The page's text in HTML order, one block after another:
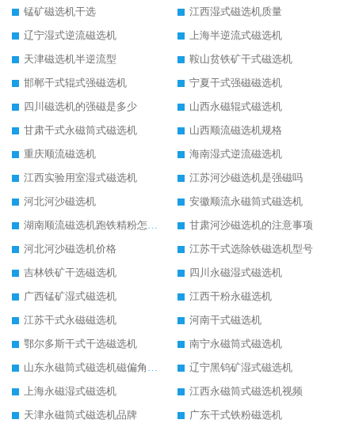
锰矿磁选机干选
江西湿式磁选机质量
辽宁湿式逆流磁选机
上海半逆流式磁选机
天津磁选机半逆流型
鞍山贫铁矿干式磁选机
邯郸干式辊式强磁选机
宁夏干式强磁磁选机
四川磁选机的强磁是多少
山西永磁辊式磁选机
甘肃干式永磁筒式磁选机
山西顺流磁选机规格
重庆顺流磁选机
海南湿式逆流磁选机
江西实验用室湿式磁选机
江苏河沙磁选机是强磁吗
河北河沙磁选机
安徽顺流永磁筒式磁选机
湖南顺流磁选机跑铁精粉怎么处理
甘肃河沙磁选机的注意事项
河北河沙磁选机价格
江苏干式选除铁磁选机型号
吉林铁矿干选磁选机
四川永磁湿式磁选机
广西锰矿湿式磁选机
江西干粉永磁选机
江苏干式永磁磁选机
河南干式磁选机
鄂尔多斯干式干选磁选机
南宁永磁筒式磁选机
山东永磁筒式磁选机磁偏角怎么调整
辽宁黑钨矿湿式磁选机
上海永磁湿式磁选机
江西永磁筒式磁选机视频
天津永磁筒式磁选机品牌
广东干式铁粉磁选机